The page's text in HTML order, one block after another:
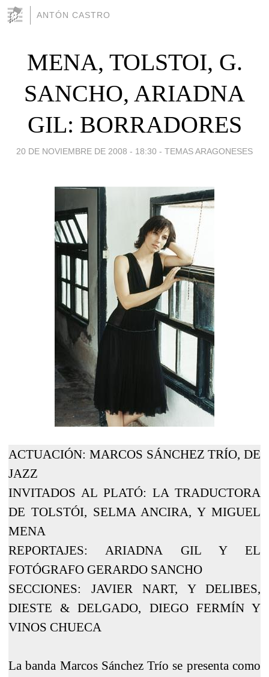
ANTÓN CASTRO
MENA, TOLSTOI, G.
SANCHO, ARIADNA
GIL: BORRADORES
20 DE NOVIEMBRE DE 2008 - 18:30 - TEMAS ARAGONESES
ACTUACIÓN: MARCOS SÁNCHEZ TRÍO, DE
JAZZ
INVITADOS AL PLATÓ: LA TRADUCTORA
DE TOLSTÓI, SELMA ANCIRA, Y MIGUEL
MENA
REPORTAJES: ARIADNA GIL Y EL
FOTÓGRAFO GERARDO SANCHO
SECCIONES: JAVIER NART, Y DELIBES,
DIESTE & DELGADO, DIEGO FERMÍN Y
VINOS CHUECA
La banda Marcos Sánchez Trío se presenta como